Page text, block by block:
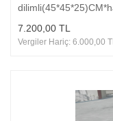
7.200,00 TL
Vergiler Hariç: 6.000,00